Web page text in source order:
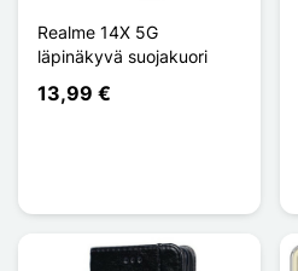
Realme 14X 5G
läpinäkyvä suojakuori
13,99 €